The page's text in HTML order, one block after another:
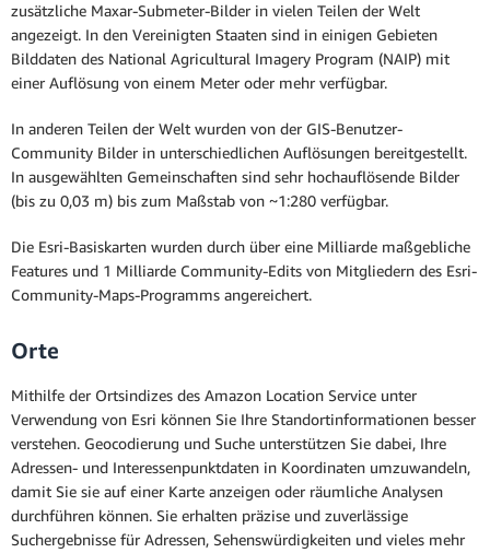
zusätzliche Maxar-Submeter-Bilder in vielen Teilen der Welt
angezeigt. In den Vereinigten Staaten sind in einigen Gebieten
Bilddaten des National Agricultural Imagery Program (NAIP) mit
einer Auflösung von einem Meter oder mehr verfügbar.
In anderen Teilen der Welt wurden von der GIS-Benutzer-
Community Bilder in unterschiedlichen Auflösungen bereitgestellt.
In ausgewählten Gemeinschaften sind sehr hochauflösende Bilder
(bis zu 0,03 m) bis zum Maßstab von ~1:280 verfügbar.
Die Esri-Basiskarten wurden durch über eine Milliarde maßgebliche
Features und 1 Milliarde Community-Edits von Mitgliedern des Esri-
Community-Maps-Programms angereichert.
Orte
Mithilfe der Ortsindizes des Amazon Location Service unter
Verwendung von Esri können Sie Ihre Standortinformationen besser
verstehen. Geocodierung und Suche unterstützen Sie dabei, Ihre
Adressen- und Interessenpunktdaten in Koordinaten umzuwandeln,
damit Sie sie auf einer Karte anzeigen oder räumliche Analysen
durchführen können. Sie erhalten präzise und zuverlässige
Suchergebnisse für Adressen, Sehenswürdigkeiten und vieles mehr